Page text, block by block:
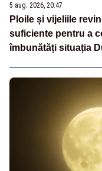
5 aug. 2026, 20:47
Ploile și vijeliile
suficiente pentru a
îmbunătăți situația